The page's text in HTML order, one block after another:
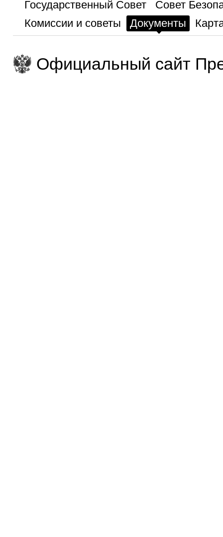
Государственный Совет
Совет
Комиссии и советы
Документы
Официальный сайт